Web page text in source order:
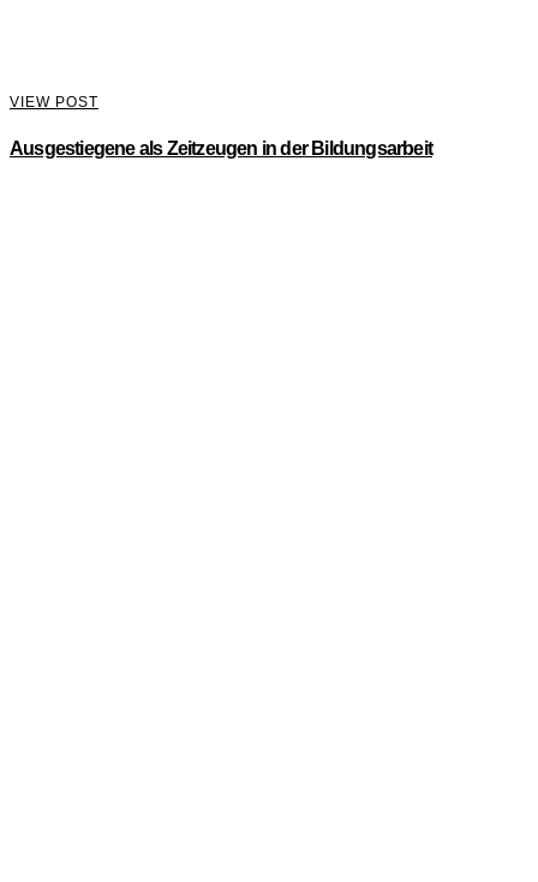
VIEW POST
Ausgestiegene als Zeitzeugen in der Bildungsarbeit